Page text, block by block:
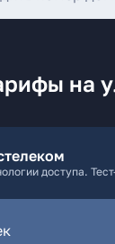
на
доступа.